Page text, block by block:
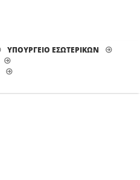
ΥΠΟΥΡΓΕΙΟ ΕΣΩΤΕΡΙΚΩΝ